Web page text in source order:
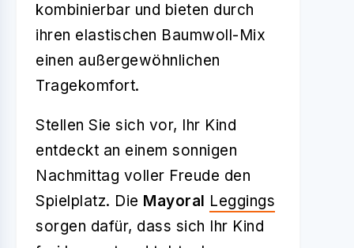
kombinierbar und bieten durch
ihren elastischen Baumwoll-Mix
einen außergewöhnlichen
Tragekomfort.
Stellen Sie sich vor, Ihr Kind
entdeckt an einem sonnigen
Nachmittag voller Freude den
Spielplatz. Die Mayoral Leggings
sorgen dafür, dass sich Ihr Kind